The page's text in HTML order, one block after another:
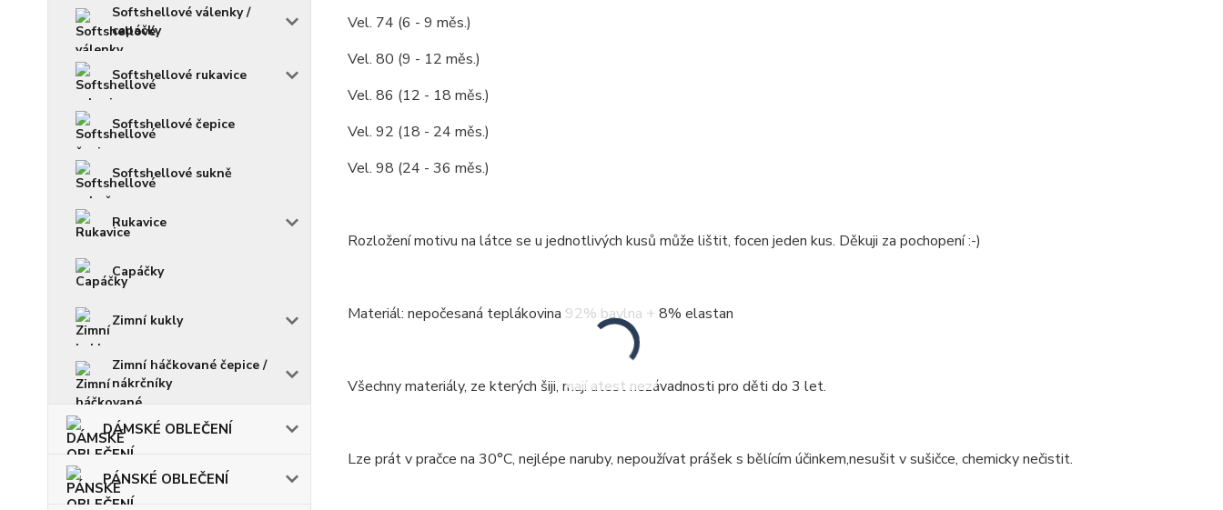
Softshellové válenky /
capáčky
Softshellové rukavice
Softshellové čepice
Softshellové sukně
Rukavice
Capáčky
Zimní kukly
Zimní háčkované čepice /
nákrčníky
DÁMSKÉ OBLEČENÍ
PÁNSKÉ OBLEČENÍ
Vel. 74 (6 - 9 měs.)
Vel. 80 (9 - 12 měs.)
Vel. 86 (12 - 18 měs.)
Vel. 92 (18 - 24 měs.)
Vel. 98 (24 - 36 měs.)
Rozložení motivu na látce se u jednotlivých kusů může lištit, focen jeden kus. Děkuji za pochopení :-)
Materiál: nepočesaná teplákovina 92% bavlna + 8% elastan
Všechny materiály, ze kterých šiji, mají atest nezávadnosti pro děti do 3 let.
Lze prát v pračce na 30°C, nejlépe naruby, nepoužívat prášek s bělícím účinkem,nesušit v sušičce, chemicky nečistit.